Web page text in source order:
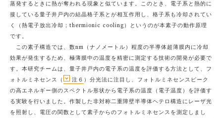
蒸発するときに熱が奪われる現象と似ています。このとき、電子系と熱的に
接している量子井戸内の結晶格子系とが相互作用し、格子系も冷却されてい
く（熱電子放出冷却；thermionic cooling）というのが本素子の動作原理
です。
この素子構造では、数nm（ナノメートル）程度の半導体超薄膜内に冷却
効果が発生するため、極薄膜中の温度を精密に測定する技術の開発が必要で
す。本研究チームは、量子井戸内の電子系の温度を評価する方法として、フ
ォトルミネセンス（
注６ ）分光法に注目し、フォトルミネセンスピーク
の高エネルギー側のスペクトル形状から電子系の温度（電子温度）を評価す
る実験を行いました。作製した非対称二重障壁半導体ヘテロ構造にレーザ光
を照射し、電圧の関数として素子からのフォトルミネセンスを測定しまし